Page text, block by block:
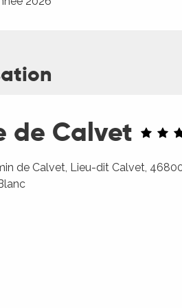
de Calvet
de Calvet, Lieu-dit Calvet,